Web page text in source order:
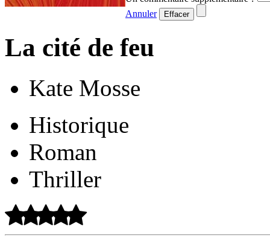
Annuler
Effacer
La cité de feu
Kate Mosse
Historique
Roman
Thriller